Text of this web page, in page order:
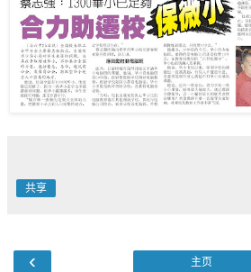
共享
‹ 主页